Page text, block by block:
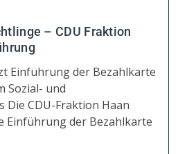
– CDU Fraktion
Einführung der Bezahlkarte
Sozial- und
Die CDU-Fraktion Haan
Einführung der Bezahlkarte